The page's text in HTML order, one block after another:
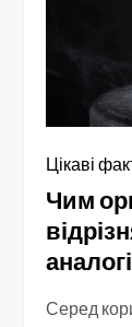
Цікаві
Чим
Серед